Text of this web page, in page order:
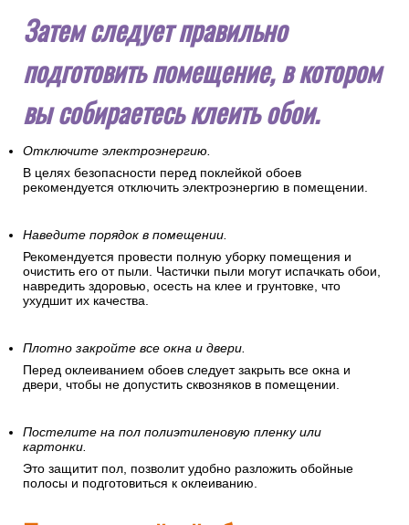
Нанесите грунтовку ровным тонким слоем на стену с
помощью валика. Избегайте попадания брызг грунтовки на
потолок и пол. Рекомендуется выбирать грунтовку
глубокого проникновения.
Затем следует правильно
подготовить помещение, в котором
Отключите электроэнергию.
В целях безопасности перед поклейкой обоев
рекомендуется отключить электроэнергию в помещении.
Рекомендуется провести полную уборку помещения и
очистить его от пыли. Частички пыли могут испачкать обои,
навредить здоровью, осесть на клее и грунтовке, что
Плотно закройте все окна и двери.
Перед оклеиванием обоев следует закрыть все окна и
двери, чтобы не допустить сквозняков в помещении.